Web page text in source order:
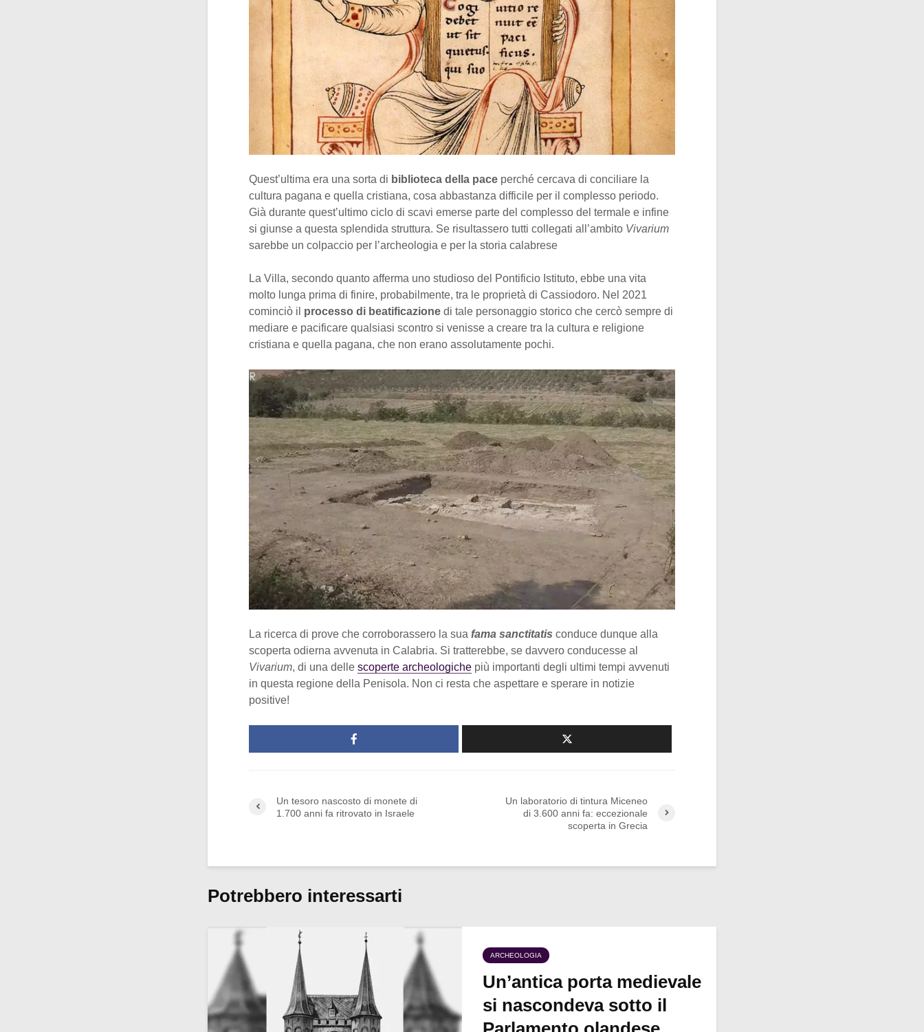
Quest’ultima era una sorta di biblioteca della pace perché cercava di conciliare la
cultura pagana e quella cristiana, cosa abbastanza difficile per il complesso periodo.
Già durante quest’ultimo ciclo di scavi emerse parte del complesso del termale e infine
si giunse a questa splendida struttura. Se risultassero tutti collegati all’ambito Vivarium
sarebbe un colpaccio per l’archeologia e per la storia calabrese
La Villa, secondo quanto afferma uno studioso del Pontificio Istituto, ebbe una vita
molto lunga prima di finire, probabilmente, tra le proprietà di Cassiodoro. Nel 2021
cominciò il processo di beatificazione di tale personaggio storico che cercò sempre di
mediare e pacificare qualsiasi scontro si venisse a creare tra la cultura e religione
cristiana e quella pagana, che non erano assolutamente pochi.
La ricerca di prove che corroborassero la sua fama sanctitatis conduce dunque alla
scoperta odierna avvenuta in Calabria. Si tratterebbe, se davvero conducesse al
Vivarium, di una delle scoperte archeologiche più importanti degli ultimi tempi avvenuti
in questa regione della Penisola. Non ci resta che aspettare e sperare in notizie
positive!
Un tesoro nascosto di monete di
1.700 anni fa ritrovato in Israele
Un laboratorio di tintura Miceneo
di 3.600 anni fa: eccezionale
scoperta in Grecia
Potrebbero interessarti
ARCHEOLOGIA
Un’antica porta medievale
si nascondeva sotto il